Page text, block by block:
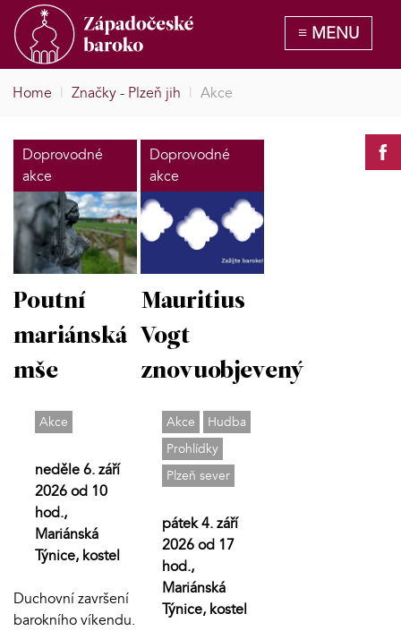
Home | Značky - Plzeň jih | Akce
Doprovodné
akce
Poutní
mariánská
mše
Akce
neděle 6. září
2026 od 10
hod.,
Mariánská
Týnice, kostel
Duchovní završení
barokního víkendu.
Doprovodné
akce
Mauritius
Vogt
znovuobjevený
Akce
Hudba
Prohlídky
Plzeň sever
pátek 4. září
2026 od 17
hod.,
Mariánská
Týnice, kostel